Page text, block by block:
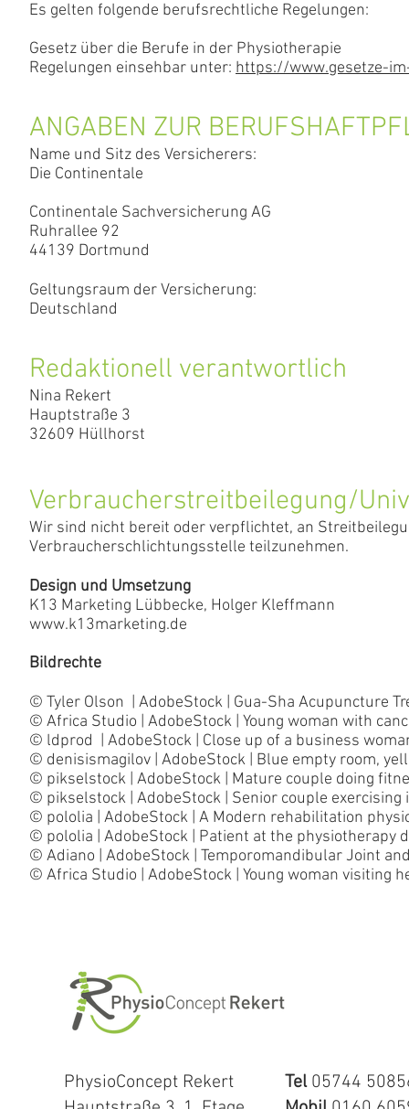
Es gelten folgende berufsrechtliche Regelungen:
Gesetz über die Berufe in der Physiotherapie
Regelungen einsehbar unter: https://www.gesetze-
ANGABEN ZUR
Name und Sitz des Versicherers:
Die Continentale
Continentale Sachversicherung AG
Ruhrallee 92
44139 Dortmund
Geltungsraum der Versicherung:
Deutschland
Redaktionell verantwortlich
Nina Rekert
Hauptstraße 3
32609 Hüllhorst
Verbraucherstreitbeilegung/
Wir sind nicht bereit oder verpflichtet, an
Verbraucherschlichtungsstelle teilzunehmen.
Design und Umsetzung
K13 Marketing Lübbecke, Holger Kleffmann
www.k13marketing.de
​Bildrechte
© Tyler Olson | AdobeStock | Gua-Sha Acupuncture
© Africa Studio | AdobeStock | Young woman with
© ldprod | AdobeStock | Close up of a business
© denisismagilov | AdobeStock | Blue empty room,
© pikselstock | AdobeStock | Mature couple doing
© pikselstock | AdobeStock | Senior couple exercising
© pololia | AdobeStock | A Modern rehabilitation
© pololia | AdobeStock | Patient at the physiotherapy
© Adiano | AdobeStock | Temporomandibular Joint
© Africa Studio | AdobeStock | Young woman visiting
PhysioConcept Rekert
Tel 05744